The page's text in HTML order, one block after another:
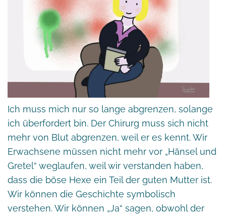
Ich muss mich nur so lange abgrenzen, solange
ich überfordert bin. Der Chirurg muss sich nicht
mehr von Blut abgrenzen, weil er es kennt. Wir
Erwachsene müssen nicht mehr vor „Hänsel und
Gretel“ weglaufen, weil wir verstanden haben,
dass die böse Hexe ein Teil der guten Mutter ist.
Wir können die Geschichte symbolisch
verstehen. Wir können „Ja“ sagen, obwohl der